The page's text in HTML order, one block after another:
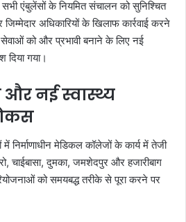
एंबुलेंसों के नियमित संचालन को सुनिश्चित
अधिकारियों के खिलाफ कार्रवाई करने
को और प्रभावी बनाने के लिए नई
दिया गया।
नई स्वास्थ्य
निर्माणाधीन मेडिकल कॉलेजों के कार्य में तेजी
चाईबासा, दुमका, जमशेदपुर और हजारीबाग
को समयबद्ध तरीके से पूरा करने पर